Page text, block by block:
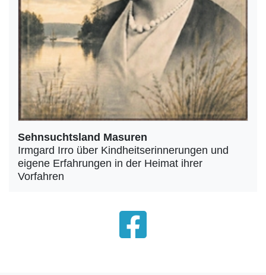
Sehnsuchtsland Masuren
Irmgard Irro über Kindheitserinnerungen und
eigene Erfahrungen in der Heimat ihrer
Vorfahren